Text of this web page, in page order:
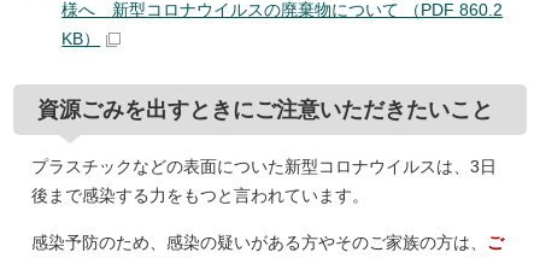
様へ 新型コロナウイルスの廃棄物について （PDF 860.2
KB）
資源ごみを出すときにご注意いただきたいこと
プラスチックなどの表面についた新型コロナウイルスは、3日
後まで感染する力をもつと言われています。
感染予防のため、感染の疑いがある方やそのご家族の方は、 ご